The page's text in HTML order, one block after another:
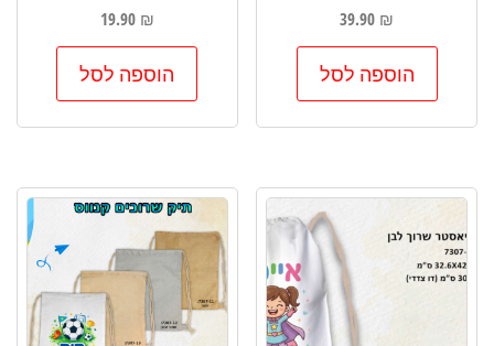
39.90 ₪
הוספה לסל
19.90 ₪
הוספה לסל